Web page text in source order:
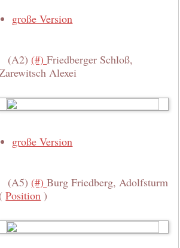
große Version
(A2) (#)Friedberger Schloß,
Alexei
große Version
(A5) (#)Burg Friedberg, Adolfsturm
(Position )